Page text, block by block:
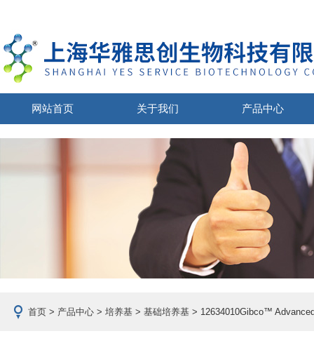
网站首页 关于我们 产品中心
首页 > 产品中心 > 培养基 > 基础培养基 > 12634010Gibco™